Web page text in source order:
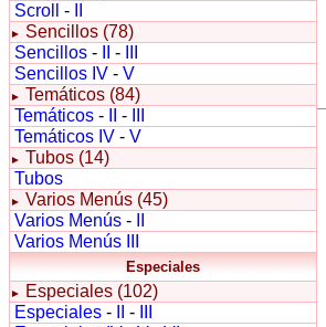
Scroll
-
►
Sencillos (78)
Sencillos - -
Sencillos IV - V
► Temáticos (84)
Temáticos - -
Temáticos IV - V
► Tubos (14)
Tubos
► Varios Menús (45)
Varios Menús -
Varios Menús III
Especiales
►
Especiales (102)
Especiales - -